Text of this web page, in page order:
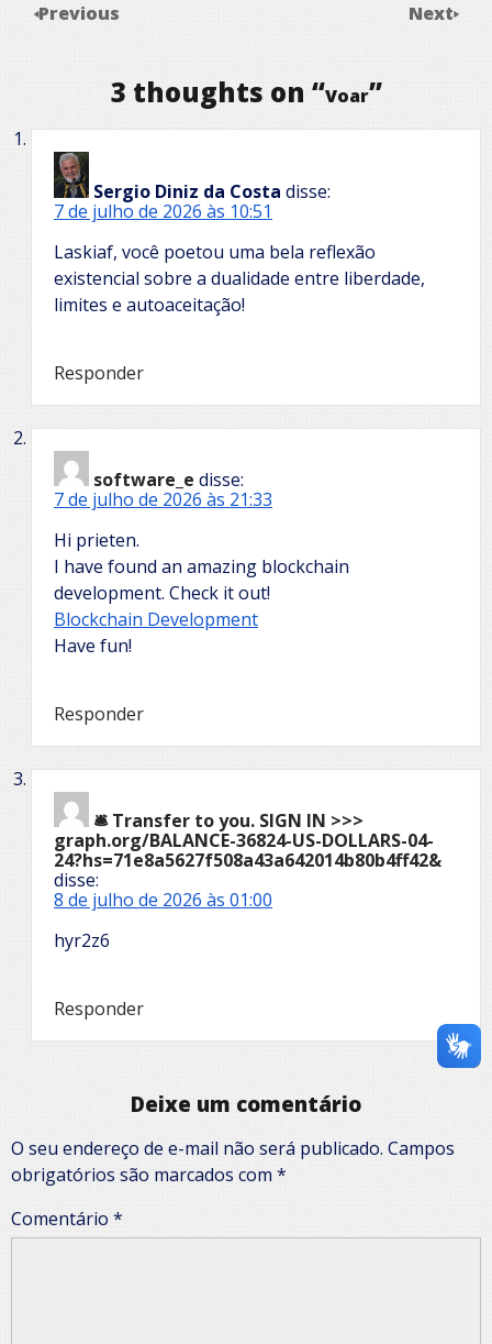
Previous Next
3 thoughts on “Voar”
Sergio Diniz da Costa disse:
7 de julho de 2026 às 10:51
Laskiaf, você poetou uma bela reflexão
existencial sobre a dualidade entre liberdade,
limites e autoaceitação!
Responder
software_e disse:
7 de julho de 2026 às 21:33
Hi prieten.
I have found an amazing blockchain
development. Check it out!
Blockchain Development
Have fun!
Responder
🛎 Transfer to you. SIGN IN >>>
graph.org/BALANCE-36824-US-DOLLARS-04-
24?hs=71e8a5627f508a43a642014b80b4ff42&
disse:
8 de julho de 2026 às 01:00
hyr2z6
Responder
Deixe um comentário
O seu endereço de e-mail não será publicado. Campos
obrigatórios são marcados com *
Comentário *